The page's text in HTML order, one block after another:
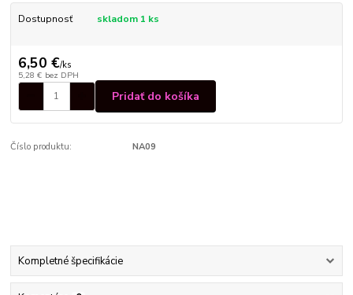
Dostupnosť skladom 1 ks
6,50 €/ks
5,28 € bez DPH
Pridať do košíka
Číslo produktu: NA09
Kompletné špecifikácie